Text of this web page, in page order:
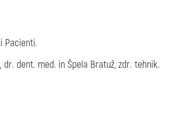
Pacienti.
dent. med. in Špela Bratuž, zdr. tehnik.